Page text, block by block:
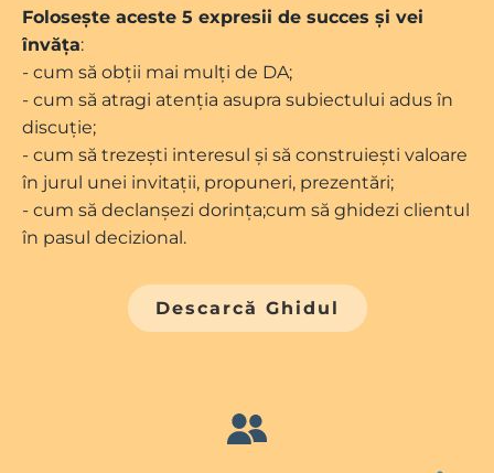
Folosește aceste 5 expresii de succes și vei
învăța:
- cum să obții mai mulți de DA;
- cum să atragi atenția asupra subiectului adus în
discuție;
- cum să trezești interesul și să construiești valoare
în jurul unei invitații, propuneri, prezentări;
- cum să declanșezi dorința;cum să ghidezi clientul
în pasul decizional.
Descarcă Ghidul